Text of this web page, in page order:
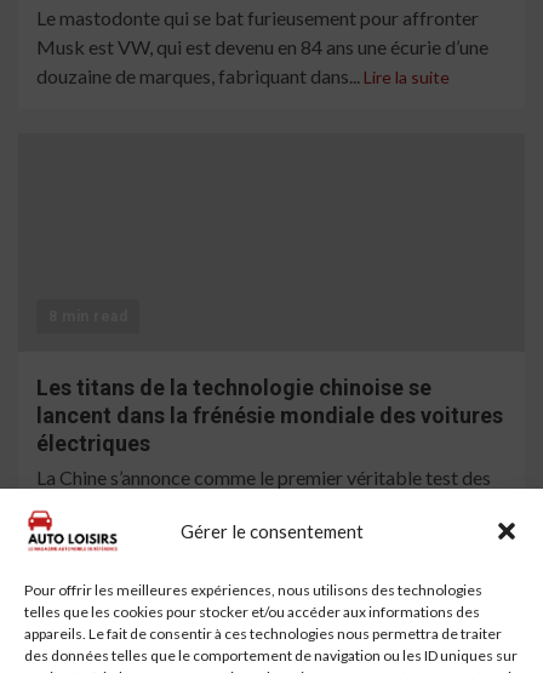
Gérer le consentement
Pour offrir les meilleures expériences, nous utilisons des technologies
telles que les cookies pour stocker et/ou accéder aux informations des
appareils. Le fait de consentir à ces technologies nous permettra de traiter
des données telles que le comportement de navigation ou les ID uniques sur
Le mastodonte qui se bat furieusement pour affronter
Musk est VW, qui est devenu en 84 ans une écurie d’une
douzaine de marques, fabriquant dans... Lire la suite
Les titans de la technologie chinoise se
lancent dans la frénésie mondiale des voitures
électriques
La Chine s’annonce comme le premier véritable test des
ambitions de Big Tech dans le monde de la construction
automobile, avec des géants de Huawei...
À la une